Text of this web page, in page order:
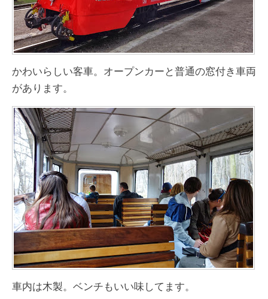
かわいらしい客車。オープンカーと普通の窓付き車両
があります。
車内は木製。ベンチもいい味してます。